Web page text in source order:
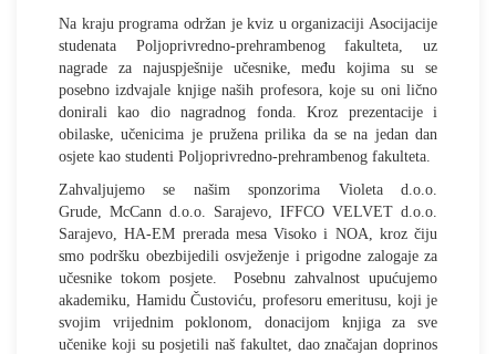
Na kraju programa održan je kviz u organizaciji Asocijacije
studenata Poljoprivredno-prehrambenog fakulteta, uz
nagrade za najuspješnije učesnike, među kojima su se
posebno izdvajale knjige naših profesora, koje su oni lično
donirali kao dio nagradnog fonda. Kroz prezentacije i
obilaske, učenicima je pružena prilika da se na jedan dan
osjete kao studenti Poljoprivredno-prehrambenog fakulteta.
Zahvaljujemo se našim sponzorima Violeta d.o.o.
Grude, McCann d.o.o. Sarajevo, IFFCO VELVET d.o.o.
Sarajevo, HA-EM prerada mesa Visoko i NOA, kroz čiju
smo podršku obezbijedili osvježenje i prigodne zalogaje za
učesnike tokom posjete. Posebnu zahvalnost upućujemo
akademiku, Hamidu Čustoviću, profesoru emeritusu, koji je
svojim vrijednim poklonom, donacijom knjiga za sve
učenike koji su posjetili naš fakultet, dao značajan doprinos